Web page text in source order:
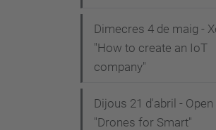
Dimecres 4 de maig -
"How to create an IoT
company"
Dijous 21 d'abril - Open
"Drones for Smart"